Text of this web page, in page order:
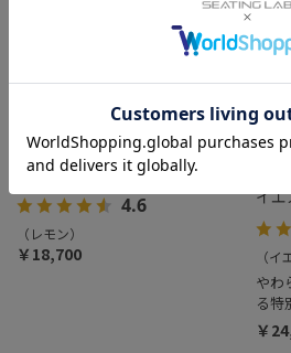
床プニフィット
4.6
（レモン）
￥18,700
イエ
（イ
やわ
る特
￥